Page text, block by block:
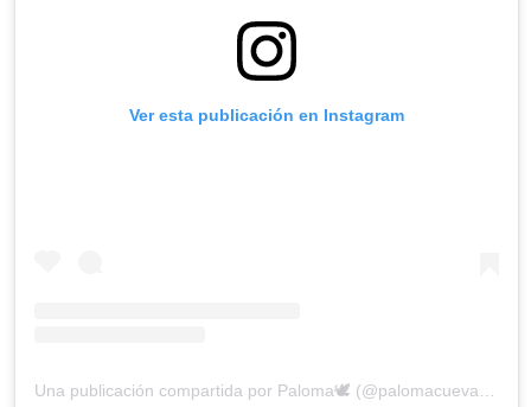
Ver esta publicación en Instagram
Una publicación compartida por Paloma🕊 (@palomacuevasofficial)